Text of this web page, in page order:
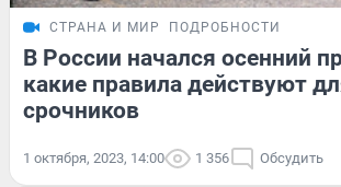
СТРАНА И МИР ПОДРОБНОСТИ
В России начался осенний
какие правила действуют
срочников
1 октября, 2023, 14:00 1 356 Обсудить